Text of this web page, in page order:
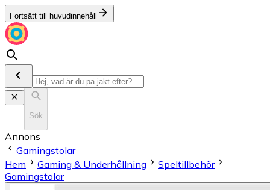
Fortsätt till huvudinnehåll
Sök
Annons
Gamingstolar
Hem
Gaming & Underhållning
Speltillbehör
Gamingstolar